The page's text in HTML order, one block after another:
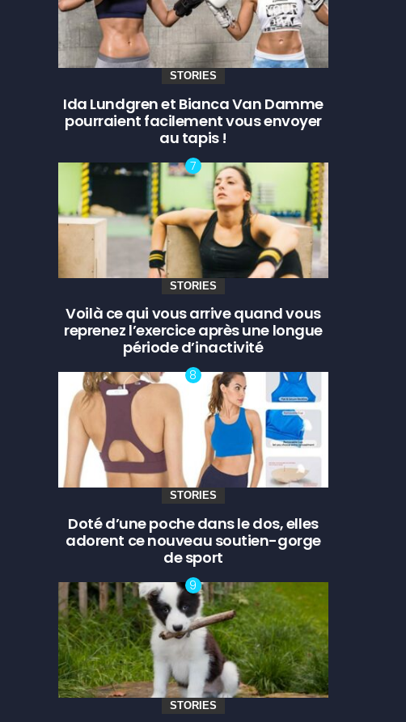
STORIES
Ida Lundgren et Bianca Van Damme
pourraient facilement vous envoyer
au tapis !
STORIES
Voilà ce qui vous arrive quand vous
reprenez l’exercice après une longue
période d’inactivité
STORIES
Doté d’une poche dans le dos, elles
adorent ce nouveau soutien-gorge
de sport
STORIES